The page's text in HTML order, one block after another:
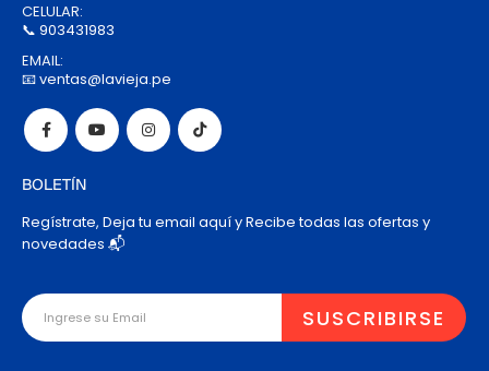
CELULAR:
📞 903431983
EMAIL:
📧 ventas@lavieja.pe
BOLETÍN
Regístrate, Deja tu email aquí y Recibe todas las ofertas y
novedades 📬